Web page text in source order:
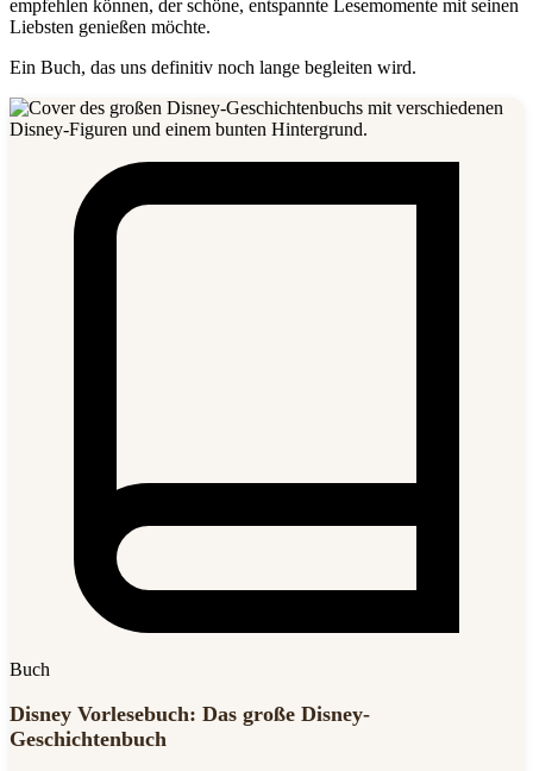
empfehlen können, der schöne, entspannte Lesemomente mit seinen
Liebsten genießen möchte.
Ein Buch, das uns definitiv noch lange begleiten wird.
Buch
Disney Vorlesebuch: Das große Disney-
Geschichtenbuch